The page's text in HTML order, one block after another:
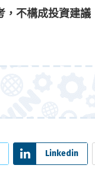
，不構成投資建議
Linkedin